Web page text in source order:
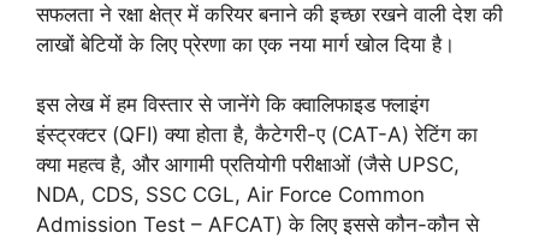
सफलता ने रक्षा क्षेत्र में करियर बनाने की इच्छा रखने वाली देश की
लाखों बेटियों के लिए प्रेरणा का एक नया मार्ग खोल दिया है।
इस लेख में हम विस्तार से जानेंगे कि क्वालिफाइड फ्लाइंग
इंस्ट्रक्टर (QFI) क्या होता है, कैटेगरी-ए (CAT-A) रेटिंग का
क्या महत्व है, और आगामी प्रतियोगी परीक्षाओं (जैसे UPSC,
NDA, CDS, SSC CGL, Air Force Common
Admission Test – AFCAT) के लिए इससे कौन-कौन से